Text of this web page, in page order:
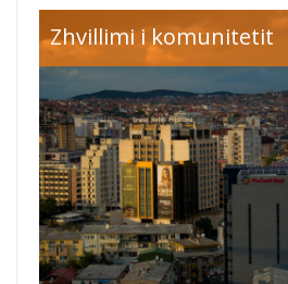
CEA thumb
1.png
Zhvillimi i komunitetit